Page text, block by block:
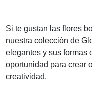
Si te gustan las flores
nuestra colección de
elegantes y sus formas
oportunidad para crear
creatividad.